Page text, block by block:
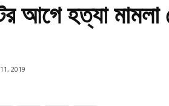
আগে হত্যা মামলা
2019